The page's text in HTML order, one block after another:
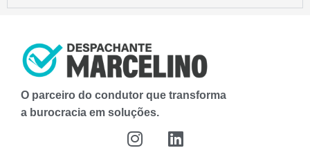
O parceiro do condutor que transforma
a burocracia em soluções.